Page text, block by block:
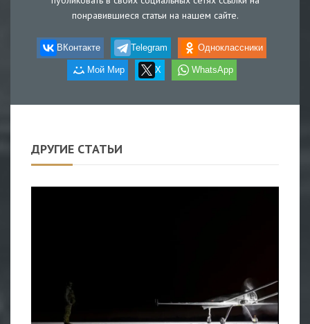
понравившиеся статьи на нашем сайте.
ВКонтакте Telegram Одноклассники
Мой Мир X WhatsApp
ДРУГИЕ СТАТЬИ